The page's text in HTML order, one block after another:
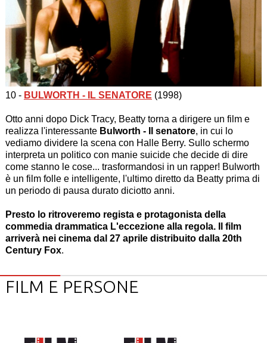
10 - BULWORTH - IL SENATORE (1998)
Otto anni dopo Dick Tracy, Beatty torna a dirigere un film e
realizza l'interessante Bulworth - Il senatore, in cui lo
vediamo dividere la scena con Halle Berry. Sullo schermo
interpreta un politico con manie suicide che decide di dire
come stanno le cose... trasformandosi in un rapper! Bulworth
è un film folle e intelligente, l'ultimo diretto da Beatty prima di
un periodo di pausa durato diciotto anni.
Presto lo ritroveremo regista e protagonista della
commedia drammatica L'eccezione alla regola. Il film
arriverà nei cinema dal 27 aprile distribuito dalla 20th
Century Fox.
FILM E PERSONE